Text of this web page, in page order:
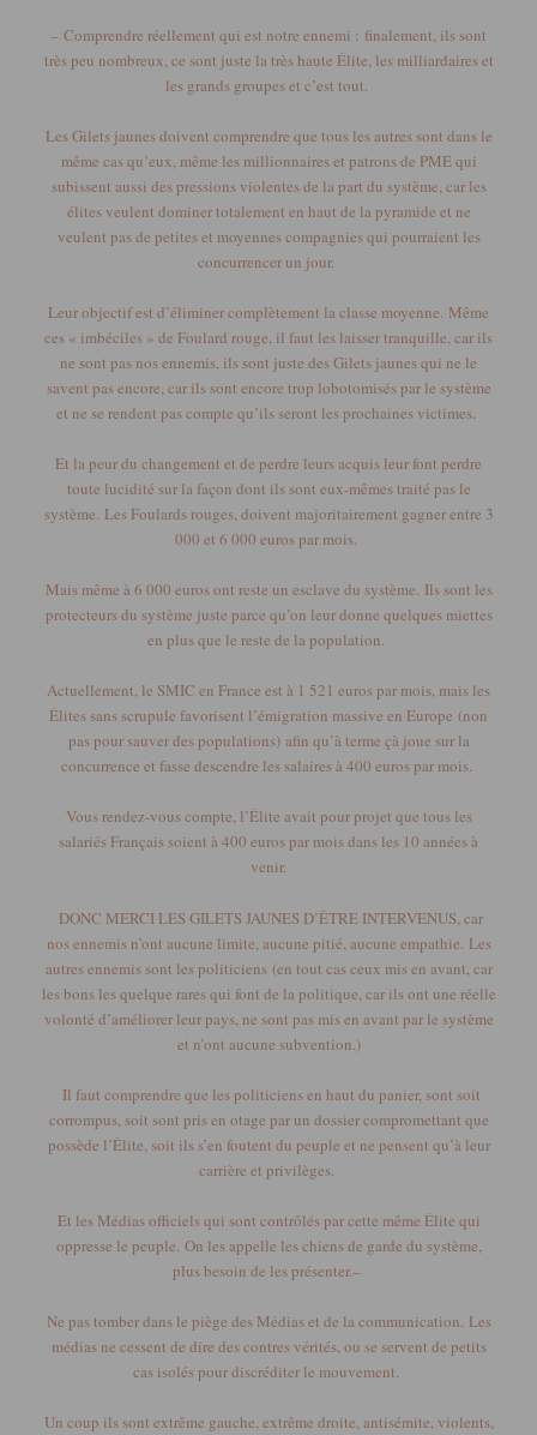
– Comprendre réellement qui est notre ennemi : finalement, ils sont
très peu nombreux, ce sont juste la très haute Élite, les milliardaires et
les grands groupes et c’est tout.
Les Gilets jaunes doivent comprendre que tous les autres sont dans le
même cas qu’eux, même les millionnaires et patrons de PME qui
subissent aussi des pressions violentes de la part du système, car les
élites veulent dominer totalement en haut de la pyramide et ne
veulent pas de petites et moyennes compagnies qui pourraient les
concurrencer un jour.
Leur objectif est d’éliminer complètement la classe moyenne. Même
ces « imbéciles » de Foulard rouge, il faut les laisser tranquille, car ils
ne sont pas nos ennemis, ils sont juste des Gilets jaunes qui ne le
savent pas encore, car ils sont encore trop lobotomisés par le système
et ne se rendent pas compte qu’ils seront les prochaines victimes.
Et la peur du changement et de perdre leurs acquis leur font perdre
toute lucidité sur la façon dont ils sont eux-mêmes traité pas le
système. Les Foulards rouges, doivent majoritairement gagner entre 3
000 et 6 000 euros par mois.
Mais même à 6 000 euros ont reste un esclave du système. Ils sont les
protecteurs du système juste parce qu’on leur donne quelques miettes
en plus que le reste de la population.
Actuellement, le SMIC en France est à 1 521 euros par mois, mais les
Élites sans scrupule favorisent l’émigration massive en Europe (non
pas pour sauver des populations)afin qu’à terme çà joue sur la
concurrence et fasse descendre les salaires à 400 euros par mois.
Vous rendez-vous compte, l’Élite avait pour projet que tous les
salariés Français soient à 400 euros par mois dans les 10 années à
venir.
DONC MERCI LES GILETS JAUNES D’ÊTRE INTERVENUS, car
nos ennemis n’ont aucune limite, aucune pitié, aucune empathie. Les
autres ennemis sont les politiciens (en tout cas ceux mis en avant, car
les bons les quelque rares qui font de la politique, car ils ont une réelle
volonté d’améliorer leur pays, ne sont pas mis en avant par le système
et n’ont aucune subvention.)
Il faut comprendre que les politiciens en haut du panier, sont soit
corrompus, soit sont pris en otage par un dossier compromettant que
possède l’Élite, soit ils s’en foutent du peuple et ne pensent qu’à leur
carrière et privilèges.
Et les Médias officiels qui sont contrôlés par cette même Élite qui
oppresse le peuple. On les appelle les chiens de garde du système,
plus besoin de les présenter.–
Ne pas tomber dans le piège des Médias et de la communication. Les
médias ne cessent de dire des contres vérités, ou se servent de petits
cas isolés pour discréditer le mouvement.
Un coup ils sont extrême gauche, extrême droite, antisémite, violents,